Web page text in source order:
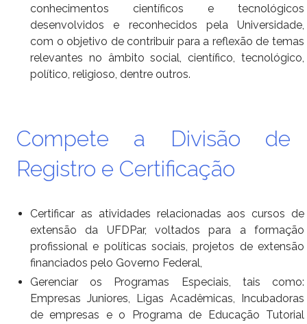
conhecimentos científicos e tecnológicos
desenvolvidos e reconhecidos pela Universidade,
com oobjetivo de contribuir para a reflexão de temas
relevantes no âmbito social, científico, tecnológico,
político, religioso, dentre outros.
Compete a Divisão de
Registro e Certificação
Certificar as atividades relacionadas aos cursos de
extensão da UFDPar, voltados para a formação
profissional e políticas sociais, projetos de extensão
financiados pelo Governo Federal,
Gerenciar os Programas Especiais, tais como:
Empresas Juniores, Ligas Acadêmicas, Incubadoras
de empresas e o
Programa de Educação Tutorial